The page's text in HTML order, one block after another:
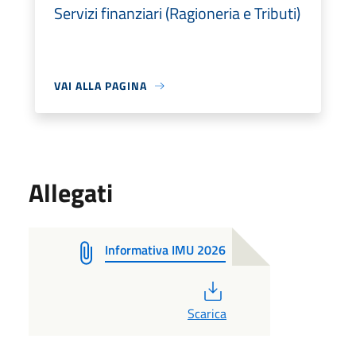
Servizi finanziari (Ragioneria e Tributi)
VAI ALLA PAGINA
Allegati
Informativa IMU 2026
Scarica